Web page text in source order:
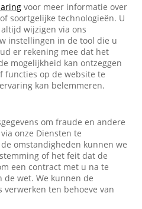
voor meer informatie over
soortgelijke technologieën. U
wijzigen via ons
instellingen in de tool die u
er rekening mee dat het
mogelijkheid kan ontzeggen
functies op de website te
kan belemmeren.
om fraude en andere
onze Diensten te
omstandigheden kunnen we
of het feit dat de
een contract met u na te
de wet. We kunnen de
verwerken ten behoeve van